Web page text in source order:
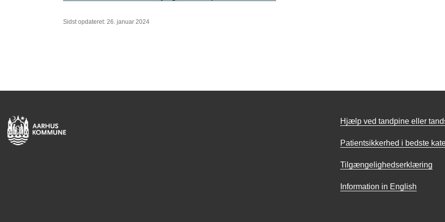
Sidst opdateret: 26. januar 2024
Hjælp ved tandpine eller
Patientsikkerhed i bedste
Tilgængelighedserklæring
Information in English